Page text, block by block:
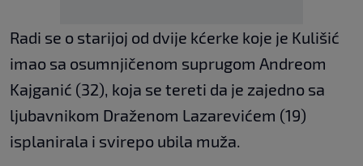
Radi se o starijoj od dvije kćerke koje je Kulišić
imao sa osumnjičenom suprugom Andreom
Kajganić (32), koja se tereti da je zajedno sa
ljubavnikom Draženom Lazarevićem (19)
isplanirala i svirepo ubila muža.